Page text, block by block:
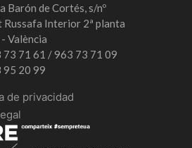
Barón de Cortés, s/nº
Russafa Interior 2ª planta
València
73 71 61 / 963 73 71 09
95 20 99
de privacidad